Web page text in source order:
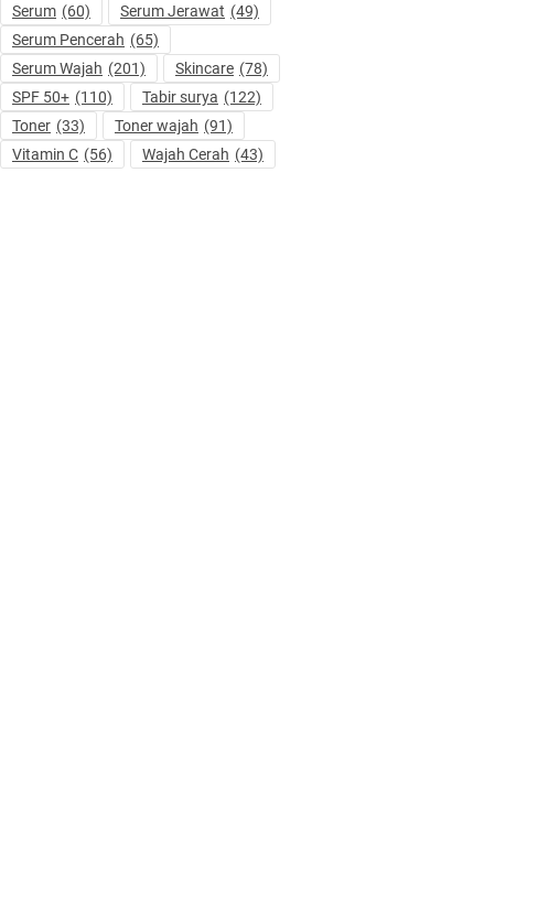
Serum (60) Serum Jerawat (49)
Serum Pencerah (65)
Serum Wajah (201) Skincare (78)
SPF 50+ (110) Tabir surya (122)
Toner (33) Toner wajah (91)
Vitamin C (56) Wajah Cerah (43)